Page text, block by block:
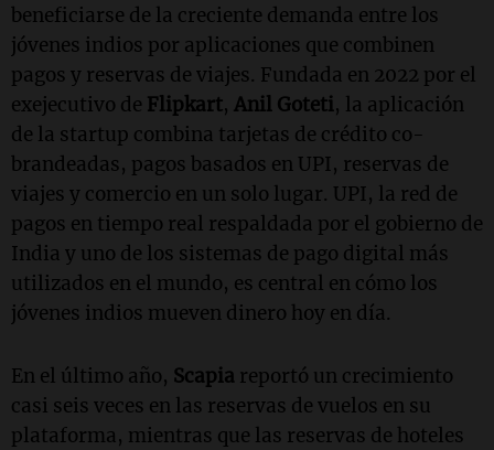
beneficiarse de la creciente demanda entre los
jóvenes indios por aplicaciones que combinen
pagos y reservas de viajes. Fundada en 2022 por el
exejecutivo de Flipkart, Anil Goteti, la aplicación
de la startup combina tarjetas de crédito co-
brandeadas, pagos basados en UPI, reservas de
viajes y comercio en un solo lugar. UPI, la red de
pagos en tiempo real respaldada por el gobierno de
India y uno de los sistemas de pago digital más
utilizados en el mundo, es central en cómo los
jóvenes indios mueven dinero hoy en día.
En el último año, Scapia reportó un crecimiento
casi seis veces en las reservas de vuelos en su
plataforma, mientras que las reservas de hoteles